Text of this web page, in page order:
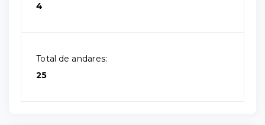
4
Total de andares:
25